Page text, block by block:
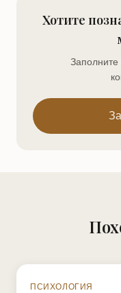
Хотите
Заполните
ПСИХОЛОГИЯ